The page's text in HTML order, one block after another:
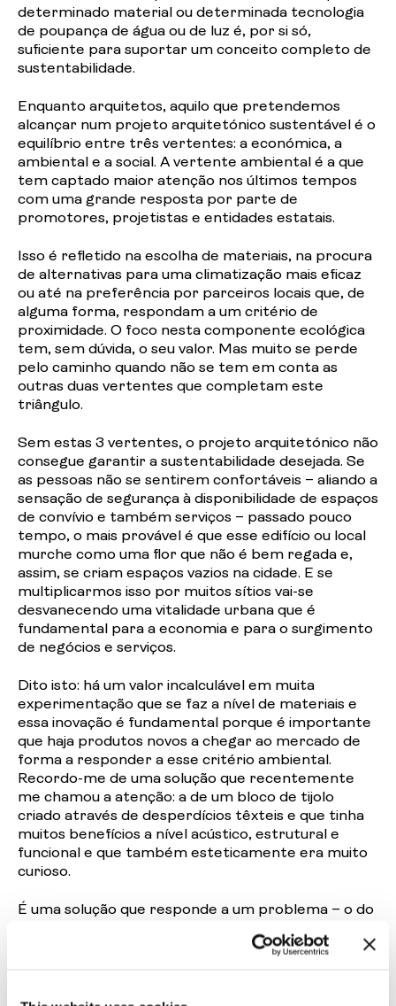
determinado material ou determinada tecnologia
de poupança de água ou de luz é, por si só,
suficiente para suportar um conceito completo de
sustentabilidade.
Enquanto arquitetos, aquilo que pretendemos
alcançar num projeto arquitetónico sustentável é o
equilíbrio entre três vertentes: a económica, a
ambiental e a social. A vertente ambiental é a que
tem captado maior atenção nos últimos tempos
com uma grande resposta por parte de
promotores, projetistas e entidades estatais.
Isso é refletido na escolha de materiais, na procura
de alternativas para uma climatização mais eficaz
ou até na preferência por parceiros locais que, de
alguma forma, respondam a um critério de
proximidade. O foco nesta componente ecológica
tem, sem dúvida, o seu valor. Mas muito se perde
pelo caminho quando não se tem em conta as
outras duas vertentes que completam este
triângulo.
Sem estas 3 vertentes, o projeto arquitetónico não
consegue garantir a sustentabilidade desejada. Se
as pessoas não se sentirem confortáveis – aliando a
sensação de segurança à disponibilidade de espaços
de convívio e também serviços – passado pouco
tempo, o mais provável é que esse edifício ou local
murche como uma flor que não é bem regada e,
assim, se criam espaços vazios na cidade. E se
multiplicarmos isso por muitos sítios vai-se
desvanecendo uma vitalidade urbana que é
fundamental para a economia e para o surgimento
de negócios e serviços.
Dito isto: há um valor incalculável em muita
experimentação que se faz a nível de materiais e
essa inovação é fundamental porque é importante
que haja produtos novos a chegar ao mercado de
forma a responder a esse critério ambiental.
Recordo-me de uma solução que recentemente
me chamou a atenção: a de um bloco de tijolo
criado através de desperdícios têxteis e que tinha
muitos benefícios a nível acústico, estrutural e
funcional e que também esteticamente era muito
curioso.
É uma solução que responde a um problema – o do
e bem estabelecida no nosso país – e que cumpre a